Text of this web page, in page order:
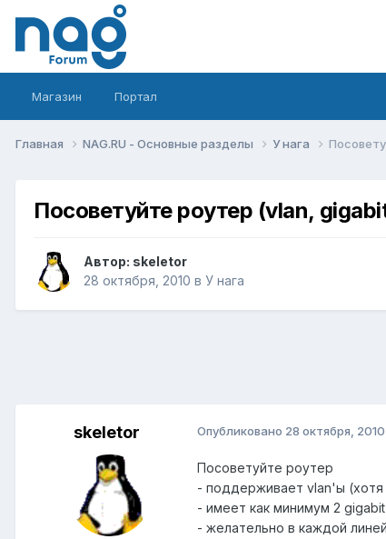
Магазин Портал
Главная NAG.RU - Основные разделы У нага
Посоветуйте роутер (vlan,
Автор: skeletor
28 октября, 2010 в У нага
skeletor Опубликовано 28 октября, 2010
Посоветуйте роутер
- поддерживает vlan'ы
- имеет как минимум 2
- желательно в каждой